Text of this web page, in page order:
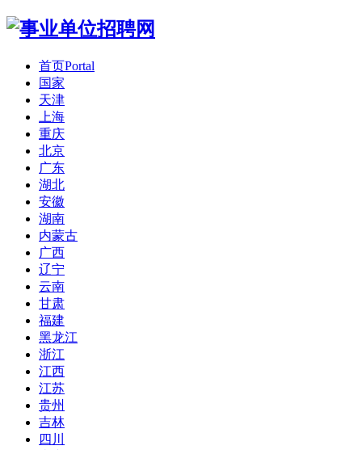
首页Portal
国家
天津
上海
重庆
北京
广东
湖北
安徽
湖南
内蒙古
广西
辽宁
云南
甘肃
福建
黑龙江
浙江
江西
江苏
贵州
吉林
四川